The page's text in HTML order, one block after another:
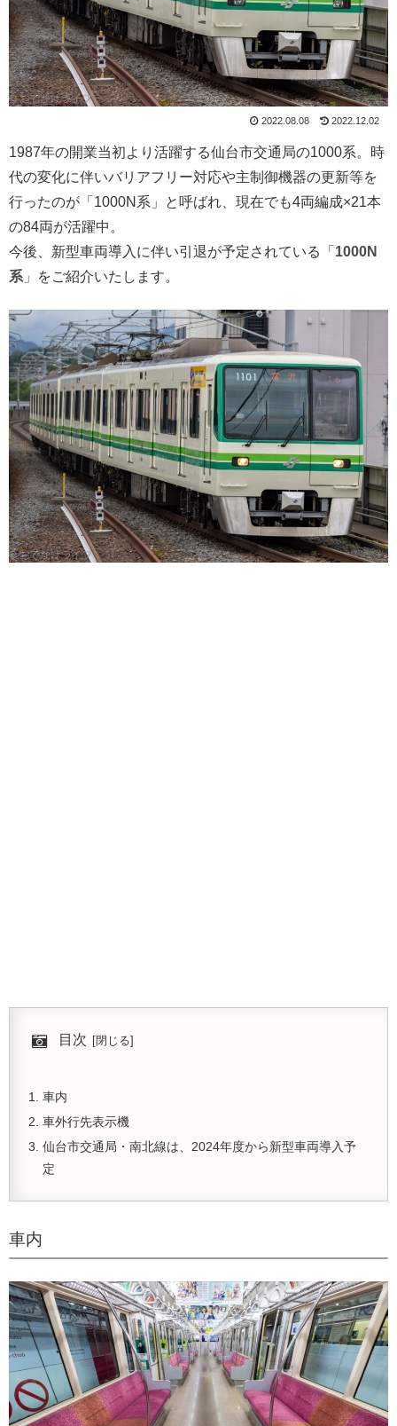
2022.08.08 2022.12.02
1987年の開業当初より活躍する仙台市交通局の1000系。時
代の変化に伴いバリアフリー対応や主制御機器の更新等を
行ったのが「1000N系」と呼ばれ、現在でも4両編成×21本
の84両が活躍中。
今後、新型車両導入に伴い引退が予定されている「 1000N
系 」をご紹介いたします。
目次
車内
車外行先表示機
仙台市交通局・南北線は、2024年度から新型車両導入予
定
車内